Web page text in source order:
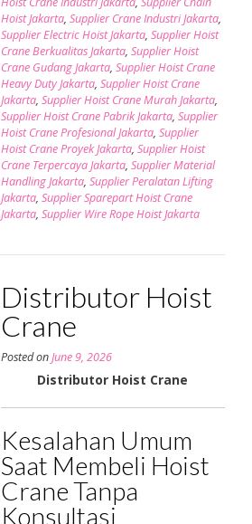
Hoist Jakarta, Supplier Crane Industri Jakarta,
Supplier Electric Hoist Jakarta, Supplier Hoist
Crane Berkualitas Jakarta, Supplier Hoist
Crane Gudang Jakarta, Supplier Hoist Crane
Heavy Duty Jakarta, Supplier Hoist Crane
Jakarta, Supplier Hoist Crane Murah Jakarta,
Supplier Hoist Crane Pabrik Jakarta, Supplier
Hoist Crane Profesional Jakarta, Supplier
Hoist Crane Proyek Jakarta, Supplier Hoist
Crane Terpercaya Jakarta, Supplier Material
Handling Jakarta, Supplier Peralatan Lifting
Jakarta, Supplier Sparepart Hoist Crane
Jakarta, Supplier Wire Rope Hoist Jakarta
Distributor Hoist
Crane
Posted onJune 9, 2026
Distributor Hoist Crane
Kesalahan Umum
Saat Membeli Hoist
Crane Tanpa
Konsultasi